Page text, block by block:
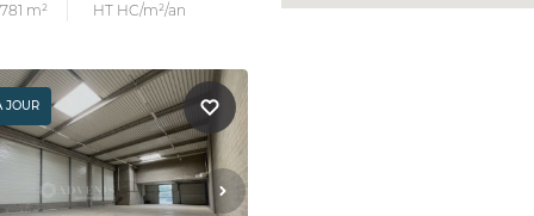
m² HT HC/m²/an
JOUR